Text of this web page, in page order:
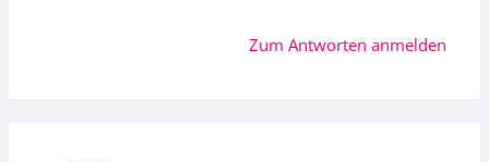
Zum Antworten anmelden